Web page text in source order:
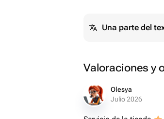
Una parte del
Valoraciones y
Olesya
Julio 2026